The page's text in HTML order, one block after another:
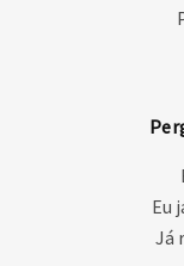
Eu
Já